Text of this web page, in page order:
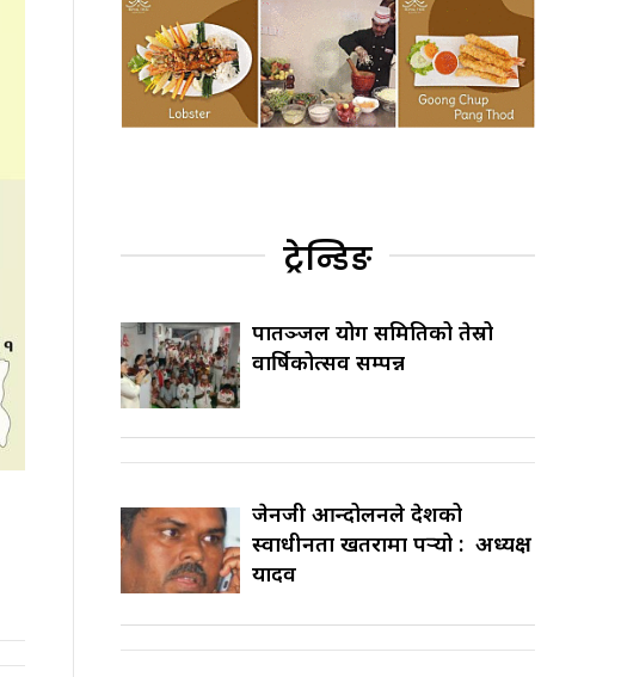
ट्रेन्डिङ
पातञ्जल योग समितिको तेस्रो
वार्षिकोत्सव सम्पन्न
जेनजी आन्दोलनले देशको
स्वाधीनता खतरामा पर्‍यो : अध्यक्ष
यादव